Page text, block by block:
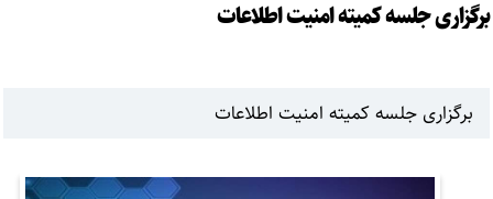
برگزاری جلسه کمیته امنیت اطلاعات
برگزاری جلسه کمیته امنیت اطلاعات